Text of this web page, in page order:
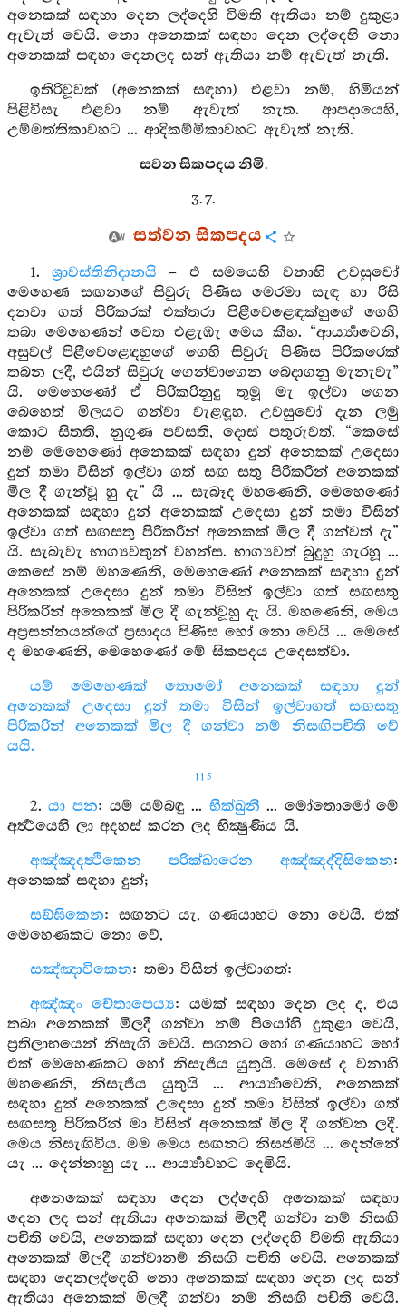
අනෙකක් සඳහා දෙන ලද්දෙහි විමති ඇතියා නම් දුකුළා
ඇවැත් වෙයි. නො අනෙකක් සඳහා දෙන ලද්දෙහි නො
අනෙකක් සඳහා දෙනලද සන් ඇතියා නම් ඇවැත් නැති.
ඉතිරිවූවක් (අනෙකක් සඳහා) එළවා නම්, හිමියන්
පිළිවිසැ එළවා නම් ඇවැත් නැත. ආපදායෙහි,
උම්මත්තිකාවහට ... ආදිකම්මිකාවහට ඇවැත් නැති.
සවන සිකපදය නිමි.
3. 7.
සත්වන සිකපදය
1.ශ්‍රාවස්තිනිදානයි – එ සමයෙහි වනාහි උවසුවෝ
මෙහෙණ සඟනගේ සිවුරු පිණිස මෙරමා සැඳ හා රිසි
දනවා ගත් පිරිකරක් එක්තරා පිළීවෙළෙඳක්හුගේ ගෙහි
තබා මෙහෙණන් වෙත එළැඹැ මෙය කීහ. “ආර්‍ය්‍යාවෙනි,
අසුවල් පිළීවෙළෙඳහුගේ ගෙහි සිවුරු පිණිස පිරිකරෙක්
තබන ලදී, එයින් සිවුරු ගෙන්වාගෙන බෙදාගනු මැනැවැ”
යි. මෙහෙණෝ ඒ පිරිකරිනුදු තුමූ මැ ඉල්වා ගෙන
බෙහෙත් මිලයට ගන්වා වැළඳූහ. උවසුවෝ දැන ලමු
කොට සිතති, නුගුණ පවසති, දොස් පතුරුවත්. “කෙසේ
නම් මෙහෙණෝ අනෙකක් සඳහා දුන් අනෙකක් උදෙසා
දුන් තමා විසින් ඉල්වා ගත් සඟ සතු පිරිකරින් අනෙකක්
මිල දී ගැන්වූ හු දැ” යි ... සැබෑද මහණෙනි, මෙහෙණෝ
අනෙකක් සඳහා දුන් අනෙකක් උදෙසා දුන් තමා විසින්
ඉල්වා ගත් සඟසතු පිරිකරින් අනෙකක් මිල දී ගන්වත් දැ”
යි. සැබැවැ භාග්‍යවතුන් වහන්ස. භාග්‍යවත් බුදුහු ගැරහූ ...
කෙසේ නම් මහණෙනි, මෙහෙණෝ අනෙකක් සඳහා දුන්
අනෙකක් උදෙසා දුන් තමා විසින් ඉල්වා ගත් සඟසතු
පිරිකරින් අනෙකක් මිල දී ගැන්වූහු දැ යි. මහණෙනි, මෙය
අප්‍රසන්නයන්ගේ ප්‍රසාදය පිණිස හෝ නො වෙයි ... මෙසේ
ද මහණෙනි, මෙහෙණෝ මේ සිකපදය උදෙසත්වා.
යම් මෙහෙණක් තොමෝ අනෙකක් සඳහා දුන්
අනෙකක් උදෙසා දුන් තමා විසින් ඉල්වාගත් සඟසතු
පිරිකරින් අනෙකක් මිල දී ගන්වා නම් නිසඟිපචිති වේ
යයි.
115
2.යා පන: යම් යම්බඳු ... භික්ඛුනී ... මෝතොමෝ මේ
අර්‍ත්‍ථයෙහි ලා අදහස් කරන ලද භික්‍ෂුණිය යි.
අඤ්ඤදත්‍ථිකෙන පරික්ඛාරෙන අඤ්ඤද්දිසිකෙන:
අනෙකක් සඳහා දුන්;
සඞ්ඝිකෙන: සඟනට යැ, ගණයාහට නො වෙයි. එක්
මෙහෙණකට නො වේ,
සඤ්ඤාවිකෙන: තමා විසින් ඉල්වාගත්:
අඤ්ඤං චේතාපෙය්‍ය: යමක් සඳහා දෙන ලද ද, එය
තබා අනෙකක් මිලදී ගන්වා නම් පියෝහි දුකුළා වෙයි,
ප්‍රතිලාභයෙන් නිසැඟි වෙයි. සඟනට හෝ ගණයාහට හෝ
එක් මෙහෙණකට හෝ නිසැජිය යුතුයි. මෙසේ ද වනාහි
මහණෙනි, නිසැජිය යුතුයි ... ආර්‍ය්‍යාවෙනි, අනෙකක්
සඳහා දුන් අනෙකක් උදෙසා දුන් තමා විසින් ඉල්වා ගත්
සඟසතු පිරිකරින් මා විසින් අනෙකක් මිල දී ගන්වන ලදී.
මෙය නිසැඟිවිය. මම මෙය සඟනට නිසජමියි ... දෙන්නේ
යැ ... දෙන්නාහු යැ ... ආර්‍ය්‍යාවහට දෙමියි.
අනෙකෙක් සඳහා දෙන ලද්දෙහි අනෙකක් සඳහා
දෙන ලද සන් ඇතියා අනෙකක් මිලදී ගන්වා නම් නිසඟි
පචිති වෙයි, අනෙකක් සඳහා දෙන ලද්දෙහි විමති ඇතියා
අනෙකක් මිලදී ගන්වානම් නිසඟි පචිති වෙයි. අනෙකක්
සඳහා දෙනලද්දෙහි නො අනෙකක් සඳහා දෙන ලද සන්
ඇතියා අනෙකක් මිලදී ගන්වා නම් නිසඟි පචිති වෙයි.